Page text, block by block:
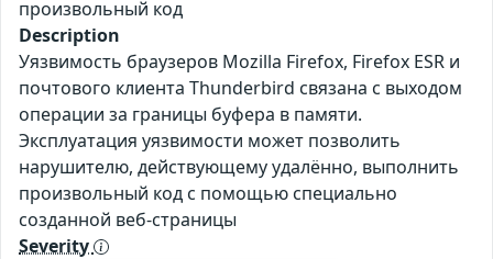
произвольный код
Description
Уязвимость браузеров Mozilla Firefox, Firefox ESR и
почтового клиента Thunderbird связана с выходом
операции за границы буфера в памяти.
Эксплуатация уязвимости может позволить
нарушителю, действующему удалённо, выполнить
произвольный код с помощью специально
созданной веб-страницы
Severity